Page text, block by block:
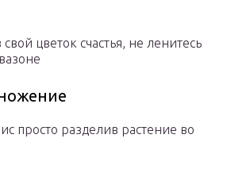
цветок счастья, не ленитесь
просто разделив растение во